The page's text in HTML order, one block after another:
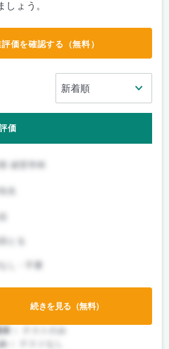
しょう。
価を確認する（無料）
価
生
とる
し・不要
：
：
：
続きを見る（無料）